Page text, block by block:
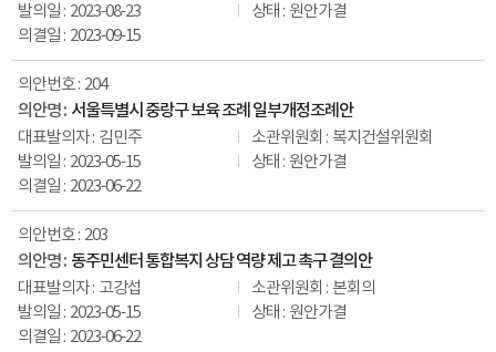
2023-08-23
원안가결
2023-09-15
204
서울특별시 중랑구 보육 조례 일부개정조례안
김민주
복지건설위원회
2023-05-15
원안가결
2023-06-22
203
동주민센터 통합복지 상담 역량 제고 촉구 결의안
고강섭
본회의
2023-05-15
원안가결
2023-06-22